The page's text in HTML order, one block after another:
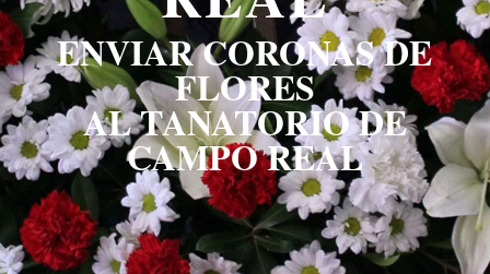
ENVIAR CORONAS DE
FLORES
AL TANATORIO DE
CAMPO REAL